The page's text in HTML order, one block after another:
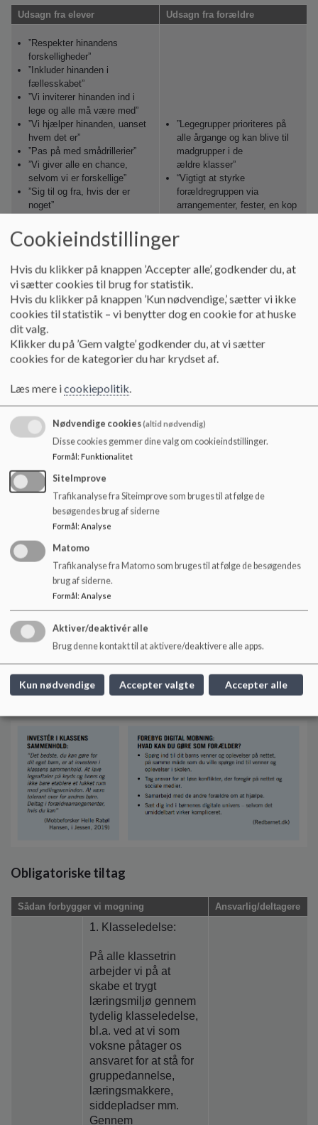
Udsagn fra elever Udsagn fra forældre
”Respekter hinandens
forskelligheder”
”Inkluder hinanden i
fællesskabet”
”Vi inviterer hinanden ind i
lege og alle må være med”
”Vi hjælper hinanden, uanset
hvem det er”
”Pas på med smådrillerier”
”Vi giver alle en chance,
selvom vi er forskellige”
”Sig til og fra, hvis der er
noget”
”Vi siger fra over for grimt
sprog”
vores kropssprog og sprog”
”Lærere og pædagoger hygger
med os”
”Voksne skal være gode
rollemodeller”
”De voksne skal have en
anerkendende tilgang”
”De voksne skal være
gode relationer til eleverne,
så de tør henvende sig”
”De voksne skal være
opmærksomme på, om
børnene ændrer adfærd”
”Det hjælper når skole, klub
og forældre samarbejder og er
enige”
”Alle voksne skal være
nærværende og interesserede
“Voksne skal tage børn
alvorligt”
”Man tænker før man taler”
”Vores forældre taler med os
om, hvordan vi har det”
”Forældrene skal være
opmærksomme på, om deres
børn er sammen med
nogen i fritiden”
”De voksne taler altid pænt
om andre børn og voksne”
”Forældre skal tale sammen”
”Legegrupper prioriteres på
alle årgange og kan blive til
madgrupper i de
ældre klasser”
“Vigtigt at styrke
forældregruppen via
arrangementer, fester, en kop
”Vær rollemodeller derhjemme
ved at tale positivt eller
neutralt om andre
børn, forældre eller skolen”
gerne have børn, der kan
rumme og lade sig
inspirere af forskellighed”
venskaber/relationer mellem
børn og forældre”
“Vis interesse for børnenes
digitale medier”
“Vigtigt at bevare den gode
Klub Fortet”
deres mening”
Obligatoriske tiltag
Sådan forbygger vi mogning Ansvarlig/deltagere
1. Klasseledelse:
På alle klassetrin
arbejder vi på at
skabe et trygt
læringsmiljø gennem
tydelig klasseledelse,
bl.a. ved at vi som
voksne påtager os
ansvaret for at stå for
gruppedannelse,
læringsmakkere,
siddepladser mm.
Gennem
Cookieindstillinger
Hvis du klikker på knappen ’Accepter alle’, godkender du, at
vi sætter cookies til brug for statistik.
Hvis du klikker på knappen ’Kun nødvendige,’ sætter vi ikke
cookies til statistik – vi benytter dog en cookie for at huske
dit valg.
Klikker du på ’Gem valgte’ godkender du, at vi sætter
cookies for de kategorier du har krydset af.
Læs mere icookiepolitik.
Nødvendige cookies(altid nødvendig)
Disse cookies gemmer dine valg om cookieindstillinger.
Formål: Funktionalitet
SiteImprove
Trafikanalyse fra Siteimprove som bruges til at følge de
besøgendes brug af siderne
Formål: Analyse
Matomo
Trafikanalyse fra Matomo som bruges til at følge de besøgendes
brug af siderne.
Formål: Analyse
Aktiver/deaktivér alle
Brug denne kontakt til at aktivere/deaktivere alle apps.
Kun nødvendige Accepter valgte Accepter alle